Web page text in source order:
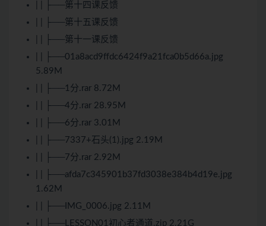
| | ├──第十四课反馈
| | ├──第十五课反馈
| | ├──第十一课反馈
| | ├──01a8acd9ffdc6424f9a21fca0b5d66a.jpg
5.89M
| | ├──1分.rar 8.72M
| | ├──4分.rar 28.95M
| | ├──6分.rar 3.01M
| | ├──7337+石头(1).jpg 2.19M
| | ├──7分.rar 2.92M
| | ├──afda7c345901b37fd3038e384b4d19e.jpg
1.62M
| | ├──IMG_0006.jpg 2.11M
| | ├──LESSON01初心者通道.zip 2.21G